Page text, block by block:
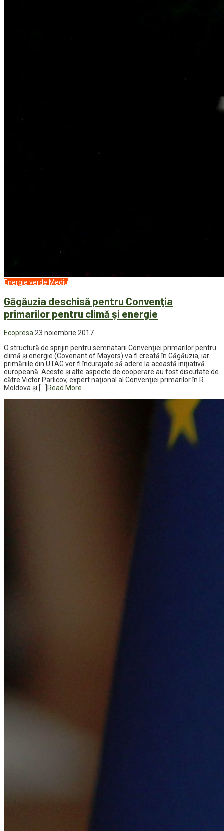
Energie verde Mediu
Găgăuzia deschisă pentru Convenţia
primarilor pentru climă şi energie
Ecopresa 23 noiembrie 2017
O structură de sprijin pentru semnatarii Convenţiei primarilor pentru
climă şi energie (Covenant of Mayors) va fi creată în Găgăuzia, iar
primăriile din UTAG vor fi încurajate să adere la această iniţiativă
europeană. Aceste şi alte aspecte de cooperare au fost discutate de
către Victor Parlicov, expert naţional al Convenţiei primarilor în R.
Moldova şi […]
Read More